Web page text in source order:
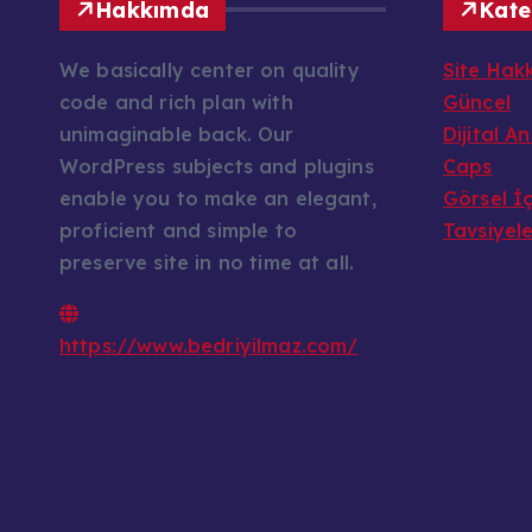
Hakkımda
We basically center on quality
code and rich plan with
unimaginable back. Our
WordPress subjects and plugins
enable you to make an elegant,
proficient and simple to
preserve site in no time at all.
https://www.bedriyilmaz.com/
Site
Güncel
Dijital
Caps
Görsel